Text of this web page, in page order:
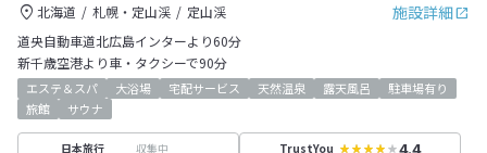
施設詳細
北海道 札幌・定山渓
定山渓
道央自動車道北広島インターより60分
新千歳空港より車・タクシーで90分
エステ＆スパ 大浴場 宅配サービス 天然温泉 露天風呂
駐車場有り
旅館
サウナ
日本旅行 収集中 TrustYou 4.4